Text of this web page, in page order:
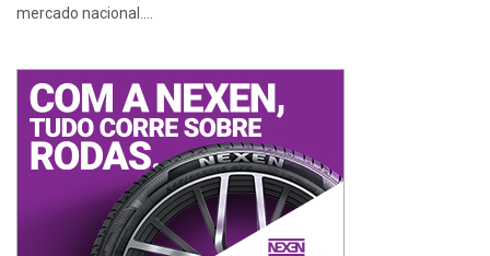
mercado nacional....